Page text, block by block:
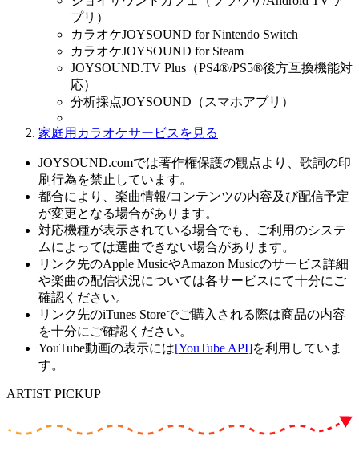
プリ）
カラオケJOYSOUND for Nintendo Switch
カラオケJOYSOUND for Steam
JOYSOUND.TV Plus（PS4®/PS5®後方互換機能対
応）
分析採点JOYSOUND（スマホアプリ）
家庭用カラオケサービスを見る
JOYSOUND.comでは著作権保護の観点より、歌詞の印
刷行為を禁止しています。
都合により、楽曲情報/コンテンツの内容及び配信予定
が変更となる場合があります。
対応機種が表示されている場合でも、ご利用のシステ
ムによっては選曲できない場合があります。
リンク先のApple MusicやAmazon Musicのサービス詳細
や楽曲の配信状況については各サービスにて十分にご
確認ください。
リンク先のiTunes Storeでご購入される際は商品の内容
を十分にご確認ください。
YouTube動画の表示には[YouTube API]を利用していま
す。
ARTIST PICKUP